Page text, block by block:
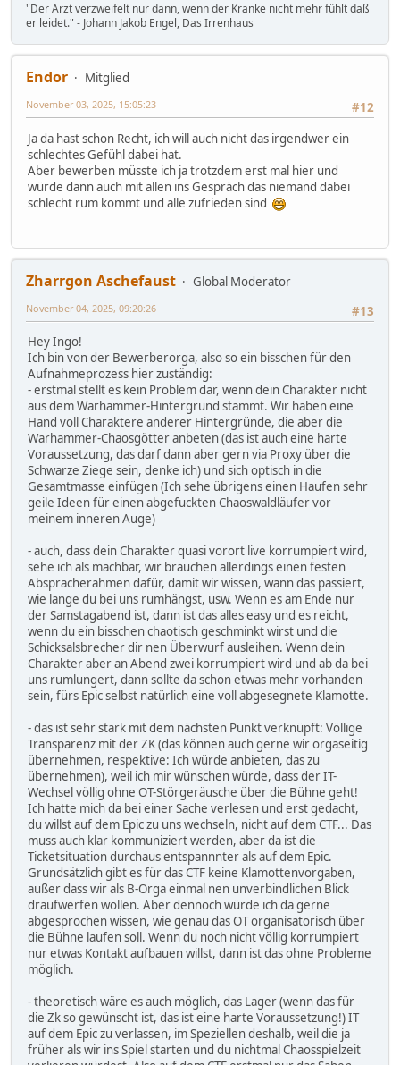
"Der Arzt verzweifelt nur dann, wenn der Kranke nicht mehr fühlt daß
er leidet." - Johann Jakob Engel, Das Irrenhaus
Endor
Mitglied
#12
November 03, 2025, 15:05:23
Ja da hast schon Recht, ich will auch nicht das irgendwer ein
schlechtes Gefühl dabei hat.
Aber bewerben müsste ich ja trotzdem erst mal hier und
würde dann auch mit allen ins Gespräch das niemand dabei
schlecht rum kommt und alle zufrieden sind
Zharrgon Aschefaust
Global Moderator
#13
November 04, 2025, 09:20:26
Hey Ingo!
Ich bin von der Bewerberorga, also so ein bisschen für den
Aufnahmeprozess hier zuständig:
- erstmal stellt es kein Problem dar, wenn dein Charakter nicht
aus dem Warhammer-Hintergrund stammt. Wir haben eine
Hand voll Charaktere anderer Hintergründe, die aber die
Warhammer-Chaosgötter anbeten (das ist auch eine harte
Voraussetzung, das darf dann aber gern via Proxy über die
Schwarze Ziege sein, denke ich) und sich optisch in die
Gesamtmasse einfügen (Ich sehe übrigens einen Haufen sehr
geile Ideen für einen abgefuckten Chaoswaldläufer vor
meinem inneren Auge)
- auch, dass dein Charakter quasi vorort live korrumpiert wird,
sehe ich als machbar, wir brauchen allerdings einen festen
Abspracherahmen dafür, damit wir wissen, wann das passiert,
wie lange du bei uns rumhängst, usw. Wenn es am Ende nur
der Samstagabend ist, dann ist das alles easy und es reicht,
wenn du ein bisschen chaotisch geschminkt wirst und die
Schicksalsbrecher dir nen Überwurf ausleihen. Wenn dein
Charakter aber an Abend zwei korrumpiert wird und ab da bei
uns rumlungert, dann sollte da schon etwas mehr vorhanden
sein, fürs Epic selbst natürlich eine voll abgesegnete Klamotte.
- das ist sehr stark mit dem nächsten Punkt verknüpft: Völlige
Transparenz mit der ZK (das können auch gerne wir orgaseitig
übernehmen, respektive: Ich würde anbieten, das zu
übernehmen), weil ich mir wünschen würde, dass der IT-
Wechsel völlig ohne OT-Störgeräusche über die Bühne geht!
Ich hatte mich da bei einer Sache verlesen und erst gedacht,
du willst auf dem Epic zu uns wechseln, nicht auf dem CTF... Das
muss auch klar kommuniziert werden, aber da ist die
Ticketsituation durchaus entspannnter als auf dem Epic.
Grundsätzlich gibt es für das CTF keine Klamottenvorgaben,
außer dass wir als B-Orga einmal nen unverbindlichen Blick
draufwerfen wollen. Aber dennoch würde ich da gerne
abgesprochen wissen, wie genau das OT organisatorisch über
die Bühne laufen soll. Wenn du noch nicht völlig korrumpiert
nur etwas Kontakt aufbauen willst, dann ist das ohne Probleme
möglich.
- theoretisch wäre es auch möglich, das Lager (wenn das für
die Zk so gewünscht ist, das ist eine harte Voraussetzung!) IT
auf dem Epic zu verlassen, im Speziellen deshalb, weil die ja
früher als wir ins Spiel starten und du nichtmal Chaosspielzeit